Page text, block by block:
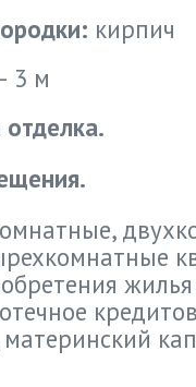
кирпич
3 м
отделка.